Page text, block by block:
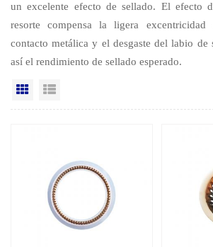
un excelente efecto de sellado. El efecto
resorte compensa la ligera
contacto metálica y el desgaste del labio de
así el rendimiento de sellado esperado.
Vista en cuadrícula